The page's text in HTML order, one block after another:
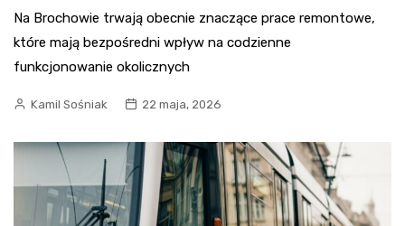
Na Brochowie trwają obecnie znaczące prace remontowe,
które mają bezpośredni wpływ na codzienne
funkcjonowanie okolicznych
Kamil Sośniak 22 maja, 2026